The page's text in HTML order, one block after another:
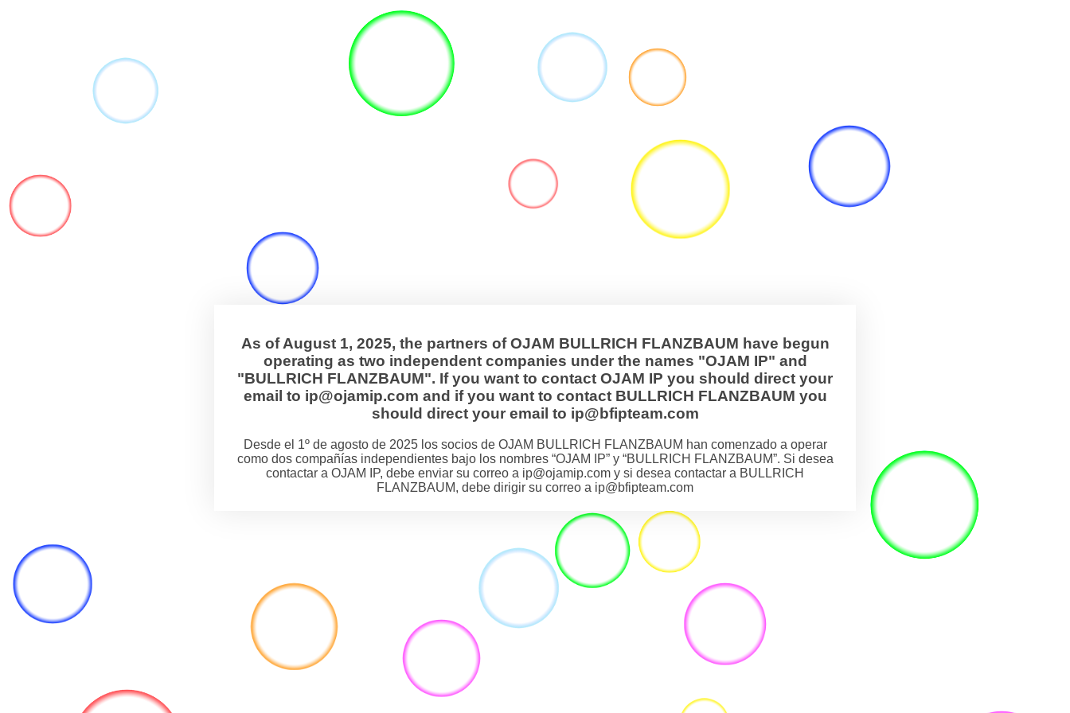
As of August 1, 2025, the partners of OJAM BULLRICH FLANZBAUM have begun
operating as two independent companies under the names "OJAM IP" and
"BULLRICH FLANZBAUM". If you want to contact OJAM IP you should direct your
email to ip@ojamip.com and if you want to contact BULLRICH FLANZBAUM you
should direct your email to ip@bfipteam.com
Desde el 1º de agosto de 2025 los socios de OJAM BULLRICH FLANZBAUM han comenzado a operar
como dos compañías independientes bajo los nombres “OJAM IP” y “BULLRICH FLANZBAUM”. Si desea
contactar a OJAM IP, debe enviar su correo a ip@ojamip.com y si desea contactar a BULLRICH
FLANZBAUM, debe dirigir su correo a ip@bfipteam.com